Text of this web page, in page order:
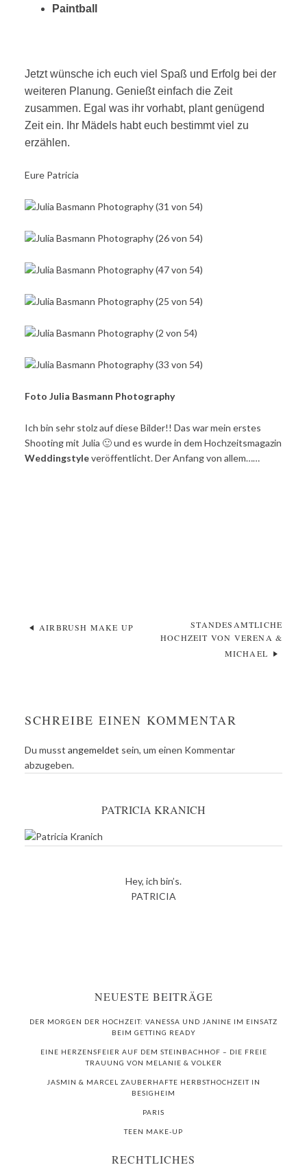
Paintball
Jetzt wünsche ich euch viel Spaß und Erfolg bei der
weiteren Planung. Genießt einfach die Zeit
zusammen. Egal was ihr vorhabt, plant genügend
Zeit ein. Ihr Mädels habt euch bestimmt viel zu
erzählen.
Eure Patricia
Foto Julia Basmann Photography
Ich bin sehr stolz auf diese Bilder!! Das war mein erstes
Shooting mit Julia 🙂 und es wurde in dem Hochzeitsmagazin
Weddingstyleveröffentlicht. Der Anfang von allem……
AIRBRUSH MAKE UP
STANDESAMTLICHE
HOCHZEIT VON VERENA &
MICHAEL
SCHREIBE EINEN KOMMENTAR
Du musst angemeldet sein, um einen Kommentar
abzugeben.
PATRICIA KRANICH
Hey, ich bin’s.
PATRICIA
NEUESTE BEITRÄGE
DER MORGEN DER HOCHZEIT: VANESSA UND JANINE IM EINSATZ
BEIM GETTING READY
EINE HERZENSFEIER AUF DEM STEINBACHHOF – DIE FREIE
TRAUUNG VON MELANIE & VOLKER
JASMIN & MARCEL ZAUBERHAFTE HERBSTHOCHZEIT IN
BESIGHEIM
PARIS
TEEN MAKE-UP
RECHTLICHES